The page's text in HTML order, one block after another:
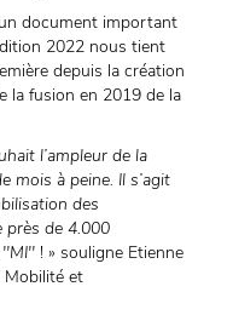
document important
2022 nous tient
depuis la création
la fusion en 2019 de la
l’ampleur de la
mois à peine. Il s’agit
des
près de 4.000
! » souligne Etienne
Mobilité et